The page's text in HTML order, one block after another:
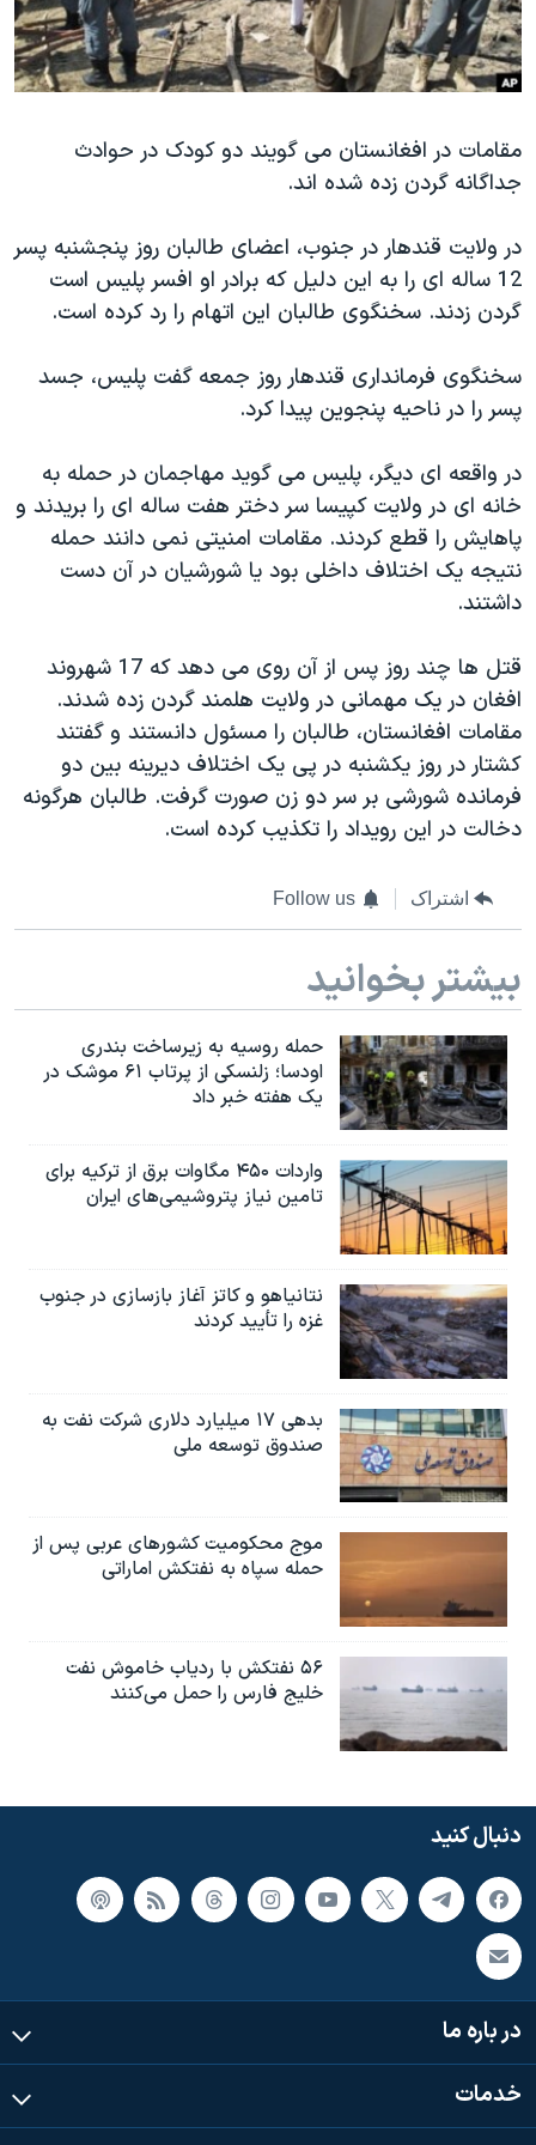
فرهنگ و زندگی
حقوق شهروندی
علم و فناوری
اسرائیل در جنگ
گالری عکس
آرشیو پخش زنده
مستندها
انتخابات ریاست جمهوری آمریکا ۲۰۲۴
رمز مهسا
ورزش زنان در ایران
اعتراضات زن، زندگی، آزادی
مجموعه مستندهای دادخواهی
تریبونال مردمی آبان ۹۸
دادگاه حمید نوری
چهل سال گروگان‌گیری
اعتراضات مردمی آبان ۹۸
اسرائیل در جنگ
نرگس محمدی برنده جایزه نوبل صلح
صفحه‌های ویژه
سفر پرزیدنت ترامپ به چین
دنبال کنید
زبانهای مختلف
مقامات در افغانستان می گویند دو کودک در حوادث
جداگانه گردن زده شده اند.
در ولایت قندهار در جنوب، اعضای طالبان روز پنجشنبه پسر
12 ساله ای را به این دلیل که برادر او افسر پلیس است
گردن زدند. سخنگوی طالبان این اتهام را رد کرده است.
سخنگوی فرمانداری قندهار روز جمعه گفت پلیس، جسد
پسر را در ناحیه پنجوین پیدا کرد.
در واقعه ای دیگر، پلیس می گوید مهاجمان در حمله به
خانه ای در ولایت کپیسا سر دختر هفت ساله ای را بریدند و
پاهایش را قطع کردند. مقامات امنیتی نمی دانند حمله
نتیجه یک اختلاف داخلی بود یا شورشیان در آن دست
داشتند.
قتل ها چند روز پس از آن روی می دهد که 17 شهروند
افغان در یک مهمانی در ولایت هلمند گردن زده شدند.
مقامات افغانستان، طالبان را مسئول دانستند و گفتند
کشتار در روز یکشنبه در پی یک اختلاف دیرینه بین دو
فرمانده شورشی بر سر دو زن صورت گرفت. طالبان هرگونه
دخالت در این رویداد را تکذیب کرده است.
اشتراک Follow us
بیشتر بخوانید
حمله روسیه به زیرساخت بندری
اودسا؛ زلنسکی از پرتاب ۶۱ موشک در
یک هفته خبر داد
واردات ۴۵۰ مگاوات برق از ترکیه برای
تامین نیاز پتروشیمی‌های ایران
نتانیاهو و کاتز آغاز بازسازی در جنوب
غزه را تأیید کردند
بدهی ۱۷ میلیارد دلاری شرکت نفت به
صندوق توسعه ملی
موج محکومیت کشورهای عربی پس از
حمله سپاه به نفتکش اماراتی
۵۶ نفتکش با ردیاب خاموش نفت
خلیج فارس را حمل می‌کنند
دنبال کنید
در باره ما
خدمات